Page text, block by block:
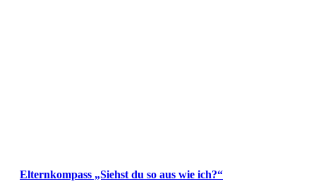
Elternkompass „Siehst du so aus wie ich?“